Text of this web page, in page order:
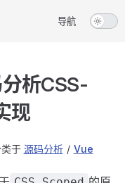
导航
析CSS-
现
于 源码分析 / Vue